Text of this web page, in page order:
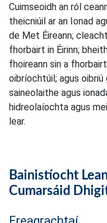
Cuimseoidh an ról
theicniúil ar an Ionad
de Met Éireann;
fhorbairt in Éirinn;
fhoireann sin a
oibríochtúil; agus
saineolaithe agus
hidreolaíochta agus
lear.
Bainistíocht
Cumarsáid